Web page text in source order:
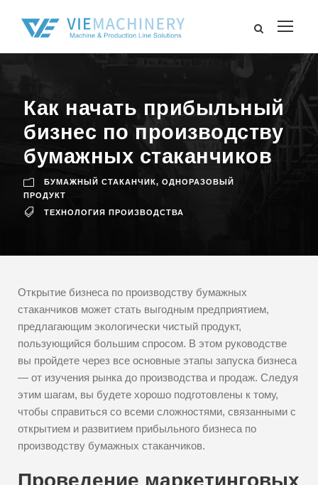
Как начать прибыльный
бизнес по производству
бумажных стаканчиков
БУМАЖНЫЙ СТАКАНЧИК, ОДНОРАЗОВЫЙ
ПРОДУКТ
ТЕХНОЛОГИЯ ПРОИЗВОДСТВА
Открытие бизнеса по производству бумажных
стаканчиков может стать выгодным предприятием,
предлагающим экологически чистый продукт,
пользующийся большим спросом. В этом руководстве
вы пройдете через все основные этапы запуска бизнеса
— от изучения рынка до производства и продаж. Следуя
этим шагам, вы будете хорошо подготовлены к тому,
чтобы справиться со всеми сложностями, связанными с
открытием и развитием прибыльного бизнеса по
производству бумажных стаканчиков.
Проведение маркетинговых